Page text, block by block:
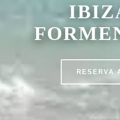
RESERVA